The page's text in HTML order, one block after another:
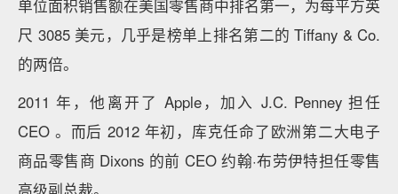
上，可持续和包括无障碍在内的通用设计一直是 Apple
重要的设计准则，在其他店铺方方面面的细节中你也能
发现类似的设计。
06 更换的高管，迭代的零售体验
说到 Apple 的零售发展，就不得不提及它历届零售业
务的负责人。